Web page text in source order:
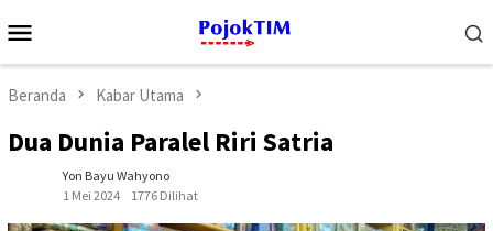
ke
Mobile
Beranda Kabar Utama
Dua Dunia Paralel Riri Satria
Yon Bayu Wahyono
1 Mei 2024
1776 Dilihat